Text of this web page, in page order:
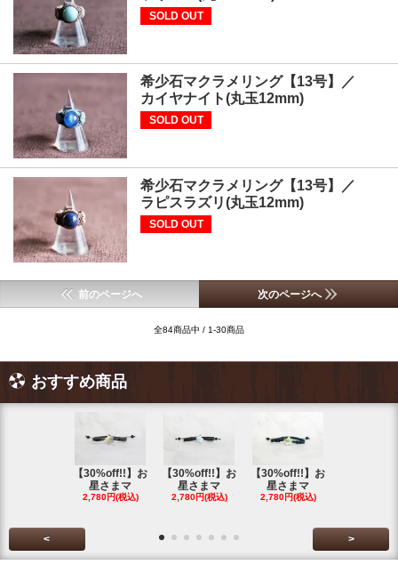
SOLD OUT
希少石マクラメリング【13号】／
カイヤナイト(丸玉12mm)
SOLD OUT
希少石マクラメリング【13号】／
ラピスラズリ(丸玉12mm)
SOLD OUT
前のページへ 次のページへ
全84商品中 / 1-30商品
おすすめ商品
【30%off!!】お
星さまマ
2,780円(税込)
【30%off!!】お
星さまマ
2,780円(税込)
【30%off!!】お
星さまマ
2,780円(税込)
< >